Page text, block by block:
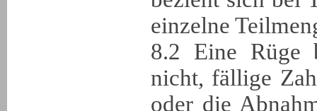
einzelne
8.2 Eine Rüge
nicht, fällige
oder die